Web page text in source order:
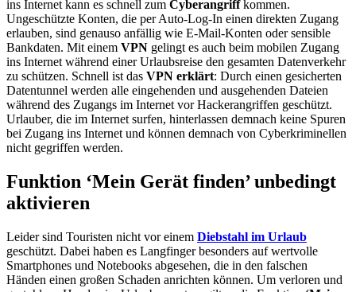
ins Internet kann es schnell zum Cyberangriffkommen.
Ungeschützte Konten, die per Auto-Log-In einen direkten Zugang
erlauben, sind genauso anfällig wie E-Mail-Konten oder sensible
Bankdaten. Mit einem VPN gelingt es auch beim mobilen Zugang
ins Internet während einer Urlaubsreise den gesamten Datenverkehr
zu schützen. Schnell ist das VPN erklärt: Durch einen gesicherten
Datentunnel werden alle eingehenden und ausgehenden Dateien
während des Zugangs im Internet vor Hackerangriffen geschützt.
Urlauber, die im Internet surfen, hinterlassen demnach keine Spuren
bei Zugang ins Internet und können demnach von Cyberkriminellen
nicht gegriffen werden.
Funktion ‘Mein Gerät finden’ unbedingt
aktivieren
Leider sind Touristen nicht vor einem Diebstahl im Urlaub
geschützt. Dabei haben es Langfinger besonders auf wertvolle
Smartphones und Notebooks abgesehen, die in den falschen
Händen einen großen Schaden anrichten können. Um verloren und